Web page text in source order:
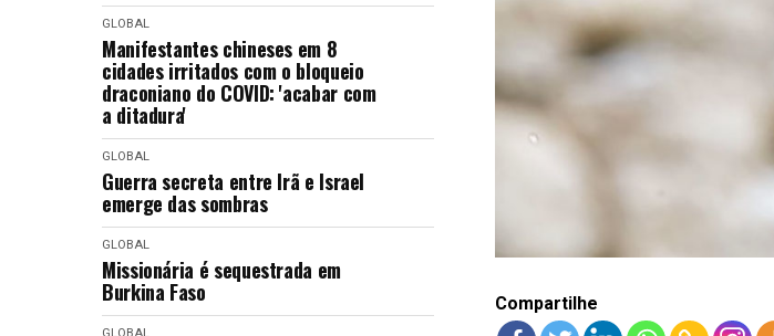
GLOBAL
Manifestantes chineses em 8
cidades irritados com o bloqueio
draconiano do COVID: 'acabar com
a ditadura'
GLOBAL
Guerra secreta entre Irã e Israel
emerge das sombras
GLOBAL
Missionária é sequestrada em
Burkina Faso Compartilhe